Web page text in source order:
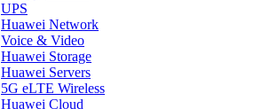
UPS
Huawei Network
Voice & Video
Huawei Storage
Huawei Servers
5G eLTE Wireless
Huawei Cloud